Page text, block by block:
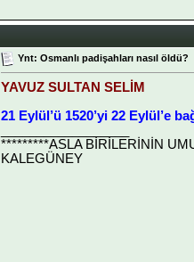
Ynt: Osmanlı padişahları nasıl öldü?
YAVUZ SULTAN SELİM
21 Eylül’ü 1520’yi 22 Eylül’e
*********ASLA BİRİLERİNİN
KALEGÜNEY